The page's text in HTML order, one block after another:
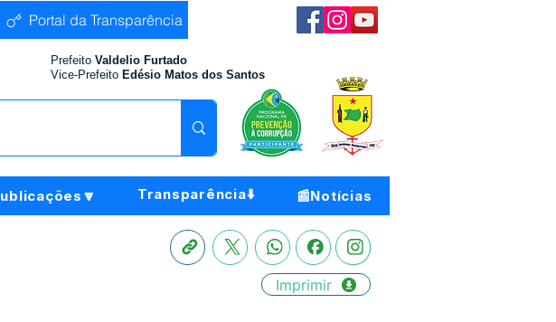
Portal da Transparência
Prefeito Valdelio Furtado
Vice-Prefeito Edésio Matos dos Santos
Transparência⬇️ 📰Notícias
Imprimir